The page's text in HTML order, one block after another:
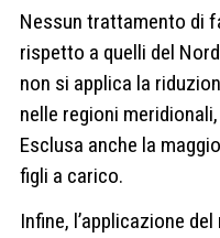
Nessun trattamento di
rispetto a quelli del
non si applica la
nelle regioni
Esclusa anche la
figli a carico.
Infine, l’applicazione